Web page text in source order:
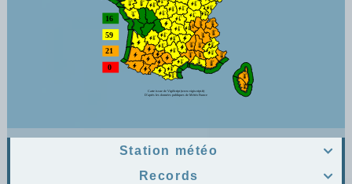

Station météo

Records